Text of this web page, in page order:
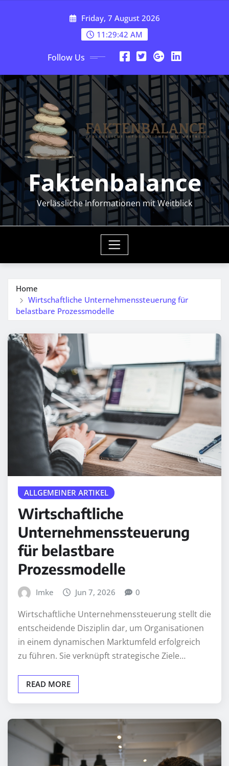
Friday, 7 August 2026
11:29:43 AM
Follow Us
Faktenbalance
Verlässliche Informationen mit Weitblick
Home
Wirtschaftliche Unternehmenssteuerung für
belastbare Prozessmodelle
ALLGEMEINER ARTIKEL
Wirtschaftliche
Unternehmenssteuerung
für belastbare
Prozessmodelle
Imke Jun 7, 2026 0
Wirtschaftliche Unternehmenssteuerung stellt die
entscheidende Disziplin dar, um Organisationen
in einem dynamischen Marktumfeld erfolgreich
zu führen. Sie verknüpft strategische Ziele…
READ MORE